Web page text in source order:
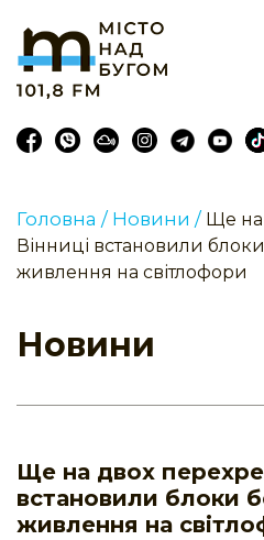
Головна / Новини / Ще на
Вінниці встановили
живлення на світлофори
Новини
Ще на двох
встановили блоки
живлення на